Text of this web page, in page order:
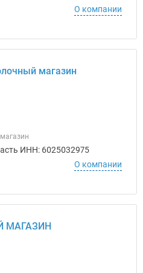
О компании
магазин
ИНН: 6025032975
О компании
МАГАЗИН